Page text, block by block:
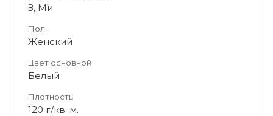
З, Ми
Пол
Женский
Цвет основной
Белый
Плотность
120 г/кв. м.